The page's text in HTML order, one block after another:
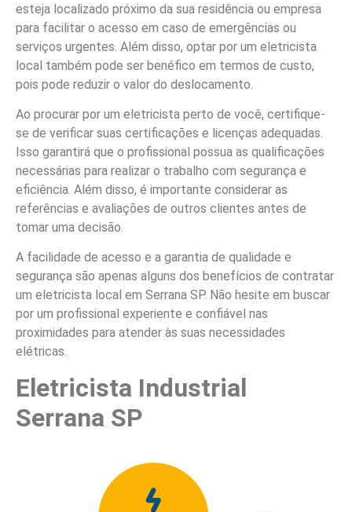
esteja localizado próximo da sua residência ou empresa
para facilitar o acesso em caso de emergências ou
serviços urgentes. Além disso, optar por um eletricista
local também pode ser benéfico em termos de custo,
pois pode reduzir o valor do deslocamento.
Ao procurar por um eletricista perto de você, certifique-
se de verificar suas certificações e licenças adequadas.
Isso garantirá que o profissional possua as qualificações
necessárias para realizar o trabalho com segurança e
eficiência. Além disso, é importante considerar as
referências e avaliações de outros clientes antes de
tomar uma decisão.
A facilidade de acesso e a garantia de qualidade e
segurança são apenas alguns dos benefícios de contratar
um eletricista local em Serrana SP. Não hesite em buscar
por um profissional experiente e confiável nas
proximidades para atender às suas necessidades
elétricas.
Eletricista Industrial
Serrana SP